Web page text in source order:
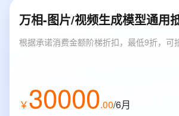
万相-图片/视频生成模型通用
根据承诺消费金额阶梯折扣，最低9折，
￥30000.00/6月